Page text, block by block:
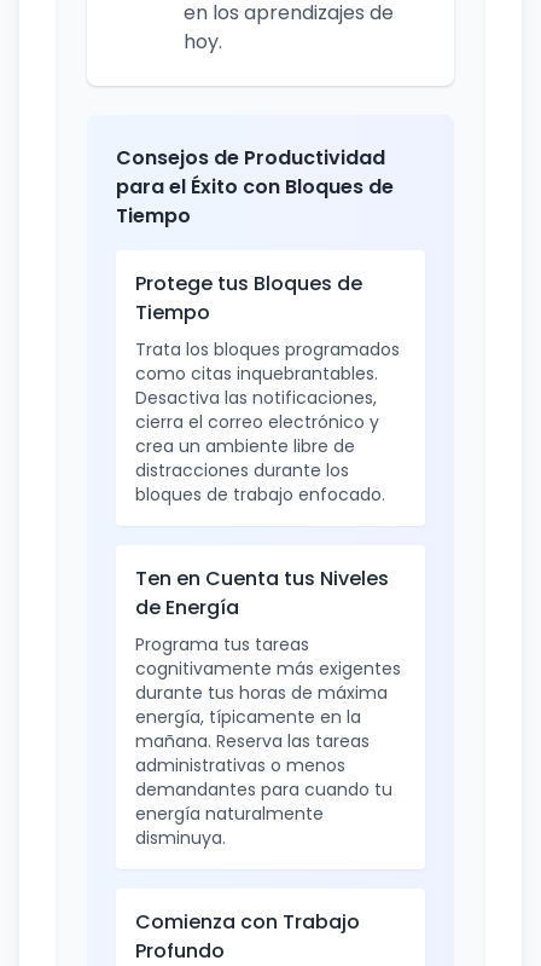
en los aprendizajes de
hoy.
Consejos de Productividad
para el Éxito con Bloques de
Tiempo
Protege tus Bloques de
Tiempo
Trata los bloques programados
como citas inquebrantables.
Desactiva las notificaciones,
cierra el correo electrónico y
crea un ambiente libre de
distracciones durante los
bloques de trabajo enfocado.
Ten en Cuenta tus Niveles
de Energía
Programa tus tareas
cognitivamente más exigentes
durante tus horas de máxima
energía, típicamente en la
mañana. Reserva las tareas
administrativas o menos
demandantes para cuando tu
energía naturalmente
disminuya.
Comienza con Trabajo
Profundo